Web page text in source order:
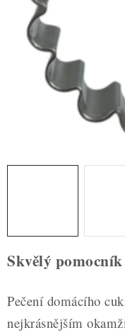
ZDRAVÉ PEČENÍ
DÁRKOVÉ POUKAZY
TÉMATICKÉ
NOVÉ ZBOŽÍ
Nepřevzetí zásilky na
Hodnocení obchodu
Skvělý
Pečení domácího
nejkrásnějším